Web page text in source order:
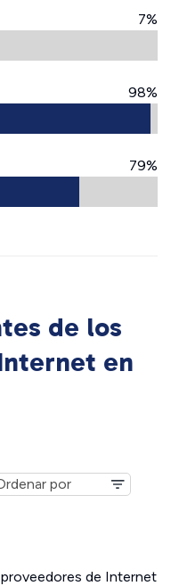
7%
98%
79%
de los
en
de Internet